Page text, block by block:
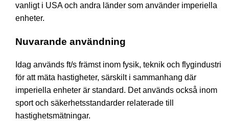
vanligt i USA och andra länder som använder imperiella
enheter.
Nuvarande användning
Idag används ft/s främst inom fysik, teknik och flygindustri
för att mäta hastigheter, särskilt i sammanhang där
imperiella enheter är standard. Det används också inom
sport och säkerhetsstandarder relaterade till
hastighetsmätningar.